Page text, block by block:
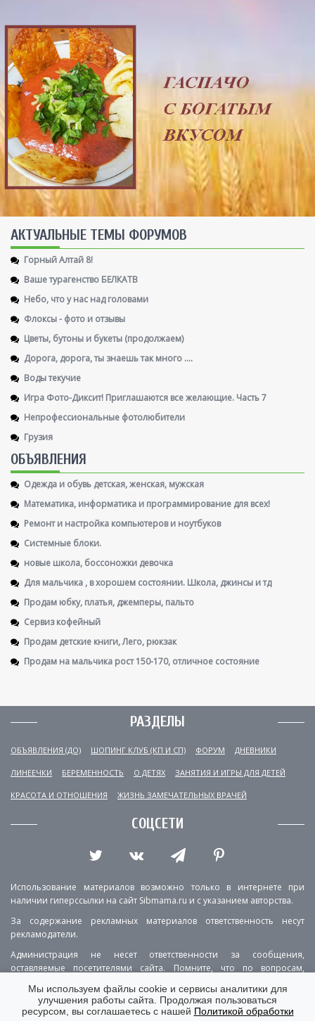
AКТУАЛЬНЫЕ ТЕМЫ ФОРУМОВ
Горный Алтай 8!
Ваше турагенство БЕЛКАТВ
Небо, что у нас над головами
Флоксы - фото и отзывы
Цветы, бутоны и букеты (продолжаем)
Дорога, дорога, ты знаешь так много ....
Воды текучие
Игра Фото-Диксит! Приглашаются все желающие. Часть 7
Непрофессиональные фотолюбители
Грузия
ОБЪЯВЛЕНИЯ
Одежда и обувь детская, женская, мужская
Математика, информатика и программирование для всех!
Ремонт и настройка компьютеров и ноутбуков
Системные блоки.
новые школа, боссоножки девочка
Для мальчика , в хорошем состоянии. Школа, джинсы и тд
Продам юбку, платья, джемперы, пальто
Сервиз кофейный
Продам детские книги, Лего, рюкзак
Продам на мальчика рост 150-170, отличное состояние
РАЗДЕЛЫ
ОБЪЯВЛЕНИЯ (ДО) ШОПИНГ КЛУБ (КП И СП) ФОРУМ ДНЕВНИКИ
ЛИНЕЕЧКИ БЕРЕМЕННОСТЬ О ДЕТЯХ ЗАНЯТИЯ И ИГРЫ ДЛЯ ДЕТЕЙ
КРАСОТА И ОТНОШЕНИЯ ЖИЗНЬ ЗАМЕЧАТЕЛЬНЫХ ВРАЧЕЙ
СОЦСЕТИ
Использование материалов возможно только в интернете при
наличии гиперссылки на сайт Sibmama.ru и с указанием авторства.
За содержание рекламных материалов ответственность несут
рекламодатели.
Администрация не несет ответственности за сообщения,
оставляемые посетителями сайта. Помните, что по вопросам,
РЕКЛАМА О ПРОЕКТЕ
КОНТАКТЫ
Мы используем файлы cookie и сервисы аналитики для
улучшения работы сайта. Продолжая пользоваться
ресурсом, вы соглашаетесь с нашей Политикой обработки